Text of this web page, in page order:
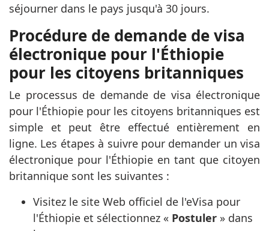
séjourner dans le pays jusqu'à 30 jours.
Procédure de demande de visa
électronique pour l'Éthiopie
pour les citoyens britanniques
Le processus de demande de visa électronique
pour l'Éthiopie pour les citoyens britanniques est
simple et peut être effectué entièrement en
ligne. Les étapes à suivre pour demander un visa
électronique pour l'Éthiopie en tant que citoyen
britannique sont les suivantes :
Visitez le site Web officiel de l'eVisa pour
l'Éthiopie et sélectionnez « Postuler » dans